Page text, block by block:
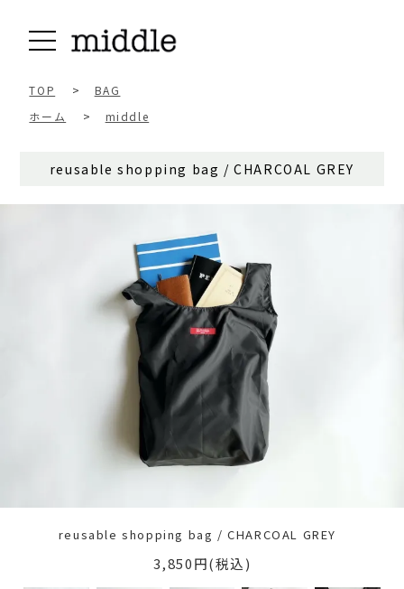
TOP >
BAG
ホーム
> middle
reusable shopping bag / CHARCOAL GREY
reusable shopping bag / CHARCOAL GREY
3,850円(税込)